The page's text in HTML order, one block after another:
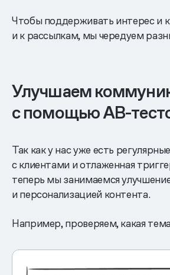
Чтобы поддерживать интерес и
и к рассылкам, мы чередуем
Улучшаем
с помощью AB-
Так как у нас уже есть
с клиентами и отлаженная
теперь мы занимаемся
и персонализацией контента.
Например, проверяем, какая